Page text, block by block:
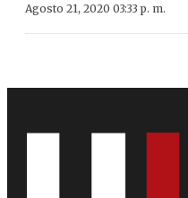
Agosto 21, 2020 03:33 p. m.